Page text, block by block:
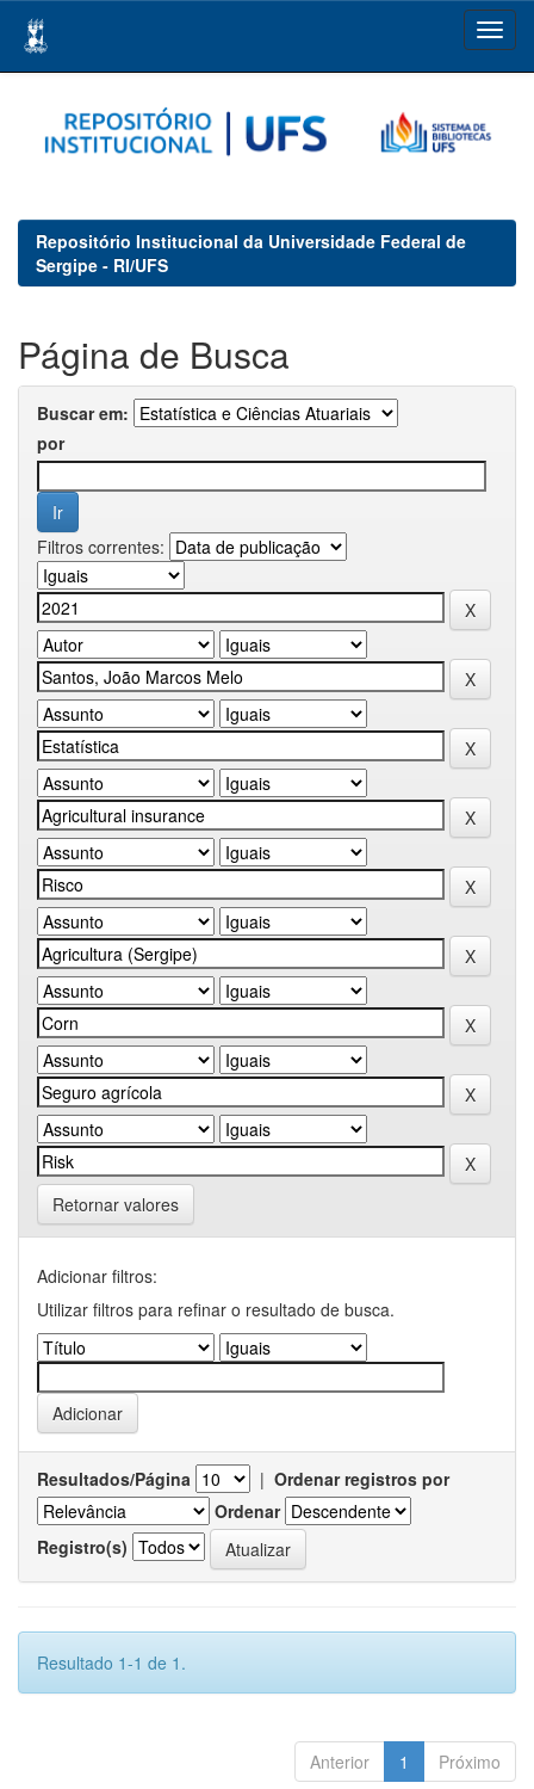
navigation
Repositório Institucional da Universidade Federal de
Sergipe - RI/UFS
Página de Busca
Buscar em:
por
Filtros correntes:
Retornar valores
Adicionar filtros:
Utilizar filtros para refinar o resultado de busca.
Resultados/Página | Ordenar registros por
Ordenar
Registro(s)
Resultado 1-1 de 1.
Anterior 1 Próximo